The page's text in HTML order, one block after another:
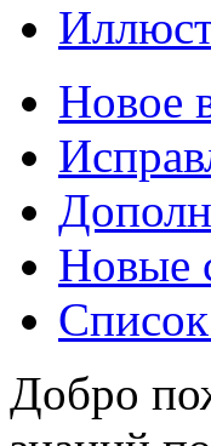
Новое
Новые
Добро